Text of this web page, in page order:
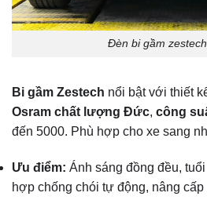
Đèn bi gầm
Bi gầm Zestech nổi bật với thiết
Osram chất lượng Đức, công
đến 5000. Phù hợp cho xe sang
Ưu điểm: Ánh sáng đồng đều,
hợp chống chói tự động, nâng